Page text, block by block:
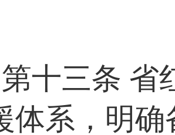
第十三条 省
体系，明